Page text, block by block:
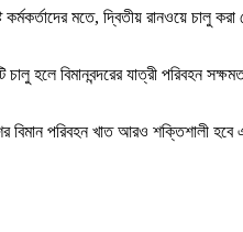
মতে, দ্বিতীয় রানওয়ে চালু
হলে বিমানবন্দরের যাত্রী পরিবহন
বিমান পরিবহন খাত আরও শক্তিশালী